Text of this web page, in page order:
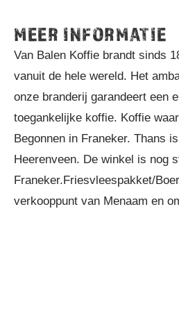
MEER INFORMATIE
Van Balen Koffie brandt sinds
vanuit de hele wereld. Het
onze branderij garandeert een
toegankelijke koffie. Koffie
Begonnen in Franeker. Thans
Heerenveen. De winkel is nog
Franeker.Friesvleespakket/
verkooppunt van Menaam en